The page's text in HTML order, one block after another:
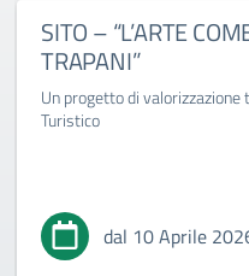
SITO – “L’ARTE
TRAPANI”
Un progetto di valorizzazione
Turistico
dal 10 Aprile